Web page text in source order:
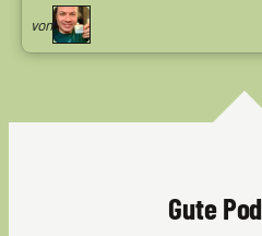
von
Codenaga
Gute